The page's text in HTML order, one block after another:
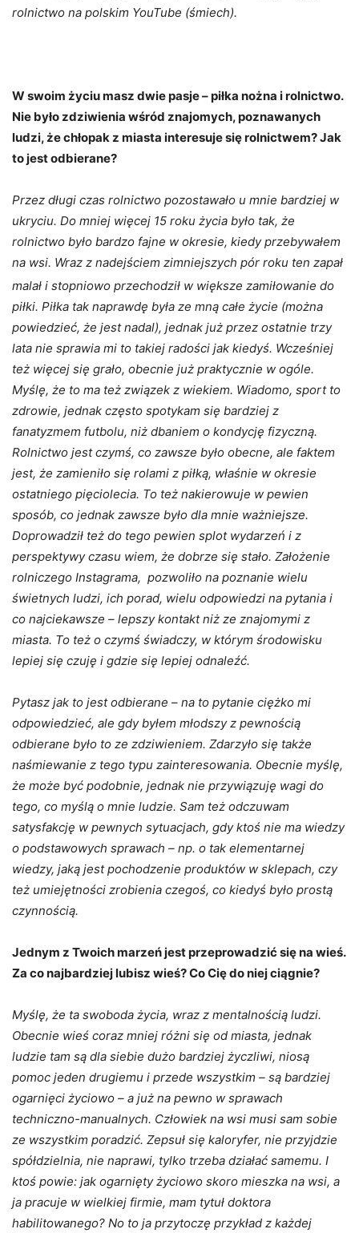
rolnictwo na polskim YouTube (śmiech).
W swoim życiu masz dwie pasje – piłka nożna i rolnictwo.
Nie było zdziwienia wśród znajomych, poznawanych
ludzi,żechłopak z miasta interesuje się rolnictwem? Jak
to jest odbierane?
Przez długi czas rolnictwo pozostawało u mnie bardziej w
ukryciu. Do mniej więcej 15 roku życia było tak, że
rolnictwo było bardzo fajne w okresie, kiedy przebywałem
na wsi. Wraz z nadejściem zimniejszych pór roku ten zapał
malał i stopniowo przechodził w większe zamiłowanie do
piłki. Piłka tak naprawdę była ze mną całe życie (można
powiedzieć, że jest nadal), jednak już przez ostatnie trzy
lata nie sprawia mi to takiej radości jak kiedyś. Wcześniej
też więcej się grało, obecnie już praktycznie w ogóle.
Myślę, że to ma też związek z wiekiem. Wiadomo, sport to
zdrowie, jednak często spotykam się bardziej z
fanatyzmem futbolu, niż dbaniem o kondycję fizyczną.
Rolnictwo jest czymś, co zawsze było obecne, ale faktem
jest, że zamieniło się rolami z piłką, właśnie w okresie
ostatniego pięciolecia. To też nakierowuje w pewien
sposób, co jednak zawsze było dla mnie ważniejsze.
Doprowadził też do tego pewien splot wydarzeń i z
perspektywy czasu wiem, że dobrze się stało. Założenie
rolniczego Instagrama, pozwoliło na poznanie wielu
świetnych ludzi, ich porad, wielu odpowiedzi na pytania i
co najciekawsze – lepszy kontakt niż ze znajomymi z
miasta. To też o czymś świadczy, w którym środowisku
lepiej się czuję i gdzie się lepiej odnaleźć.
Pytasz jak to jest odbierane – na to pytanie ciężko mi
odpowiedzieć, ale gdy byłem młodszy z pewnością
odbierane było to ze zdziwieniem. Zdarzyło się także
naśmiewanie z tego typu zainteresowania. Obecnie myślę,
że może być podobnie, jednak nie przywiązuję wagi do
tego, co myślą o mnie ludzie. Sam też odczuwam
satysfakcję w pewnych sytuacjach, gdy ktoś nie ma wiedzy
o podstawowych sprawach – np. o tak elementarnej
wiedzy, jaką jest pochodzenie produktów w sklepach, czy
też umiejętności zrobienia czegoś, co kiedyś było prostą
czynnością.
Jednym z Twoich marzeń jest przeprowadzić się na wieś.
Za co najbardziej lubisz wieś? Co Cię do niej ciągnie?
Myślę, że ta swoboda życia, wraz z mentalnością ludzi.
Obecnie wieś coraz mniej różni się od miasta, jednak
ludzie tam są dla siebie dużo bardziej życzliwi, niosą
pomoc jeden drugiemu i przede wszystkim – są bardziej
ogarnięci życiowo – a już na pewno w sprawach
techniczno-manualnych. Człowiek na wsi musi sam sobie
ze wszystkim poradzić. Zepsuł się kaloryfer, nie przyjdzie
spółdzielnia, nie naprawi, tylko trzeba działać samemu. I
ktoś powie: jak ogarnięty życiowo skoro mieszka na wsi, a
ja pracuje w wielkiej firmie, mam tytuł doktora
habilitowanego? No to ja przytoczę przykład z każdej